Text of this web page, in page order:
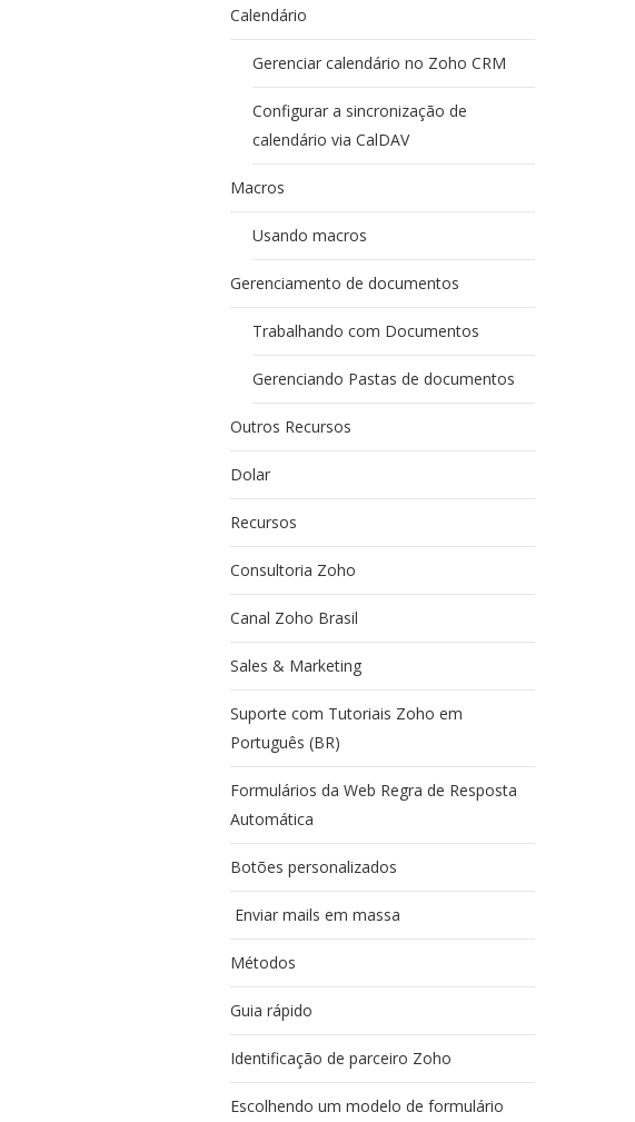
Calendário
Gerenciar calendário no Zoho CRM
Configurar a sincronização de
calendário via CalDAV
Macros
Usando macros
Gerenciamento de documentos
Trabalhando com Documentos
Gerenciando Pastas de documentos
Outros Recursos
Dolar
Recursos
Consultoria Zoho
Canal Zoho Brasil
Sales & Marketing
Suporte com Tutoriais Zoho em
Português (BR)
Formulários da Web Regra de Resposta
Automática
Botões personalizados
Enviar mails em massa
Métodos
Guia rápido
Identificação de parceiro Zoho
Escolhendo um modelo de formulário